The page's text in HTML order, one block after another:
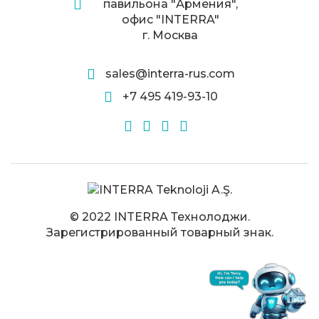
павильона "Армения",
офис "INTERRA"
г. Москва
sales@interra-rus.com
+7 495 419-93-10
© 2022 INTERRA Технолоджи.
Зарегистрированный товарный знак.